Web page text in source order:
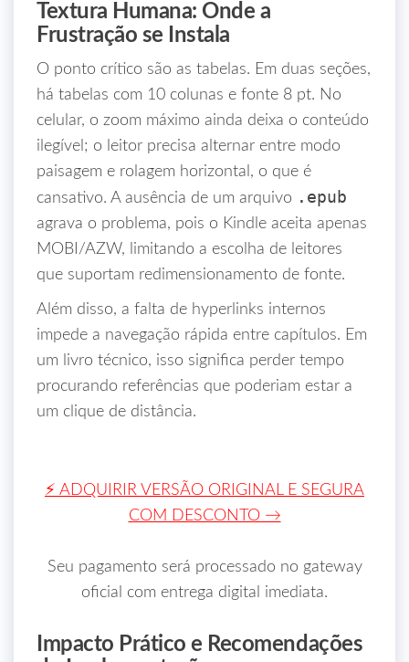
Textura Humana: Onde a
Frustração se Instala
O ponto crítico são as tabelas. Em duas seções,
há tabelas com 10 colunas e fonte 8 pt. No
celular, o zoom máximo ainda deixa o conteúdo
ilegível; o leitor precisa alternar entre modo
paisagem e rolagem horizontal, o que é
cansativo. A ausência de um arquivo .epub
agrava o problema, pois o Kindle aceita apenas
MOBI/AZW, limitando a escolha de leitores
que suportam redimensionamento de fonte.
Além disso, a falta de hyperlinks internos
impede a navegação rápida entre capítulos. Em
um livro técnico, isso significa perder tempo
procurando referências que poderiam estar a
um clique de distância.
⚡ ADQUIRIR VERSÃO ORIGINAL E SEGURA
COM DESCONTO →
Seu pagamento será processado no gateway
oficial com entrega digital imediata.
Impacto Prático e Recomendações